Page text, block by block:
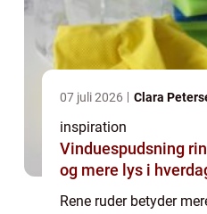
07 juli 2026 Clara
inspiration
Vinduespudsning ringsted
og mere lys i
Rene ruder betyder